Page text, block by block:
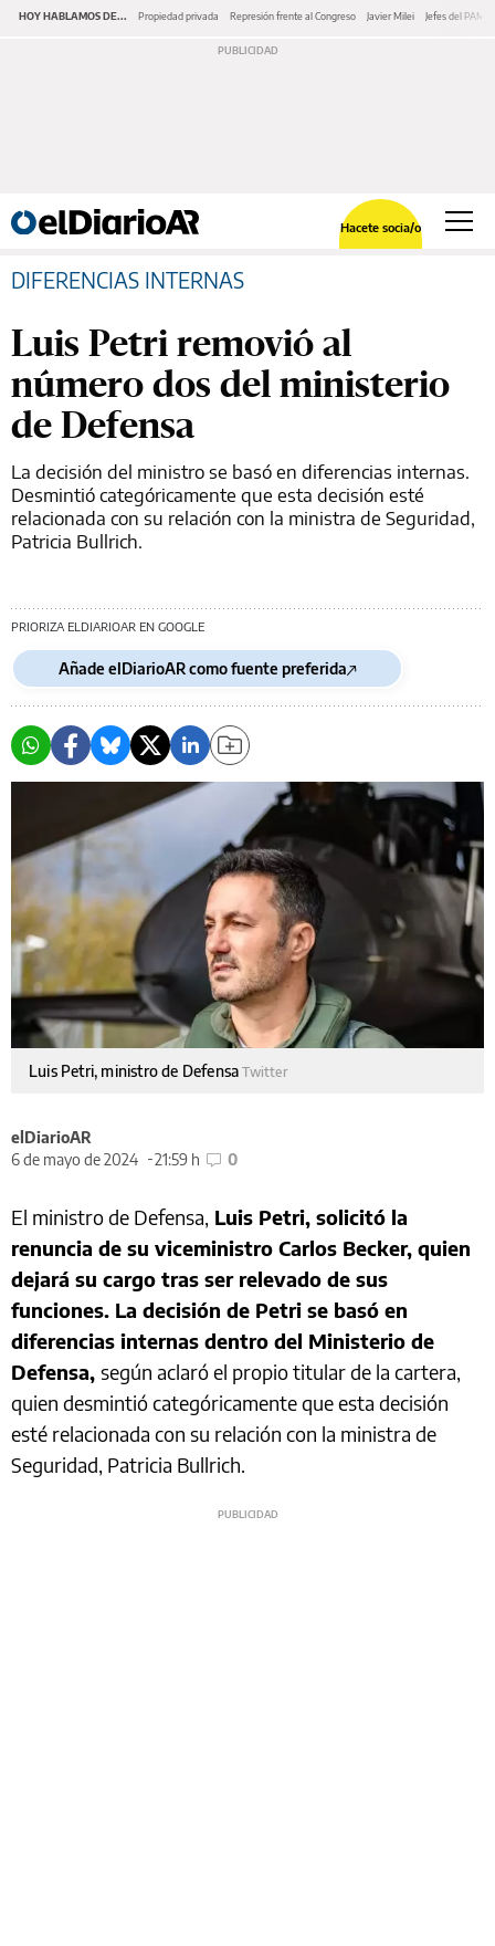
HOY HABLAMOS DE... Propiedad privada Represión frente al Congreso Javier Milei Jefes del PAMI
Hacete socia/o
DIFERENCIAS INTERNAS
Luis Petri removió al
número dos del ministerio
de Defensa
La decisión del ministro se basó en diferencias internas.
Desmintió categóricamente que esta decisión esté
relacionada con su relación con la ministra de Seguridad,
Patricia Bullrich.
PRIORIZA ELDIARIOAR EN GOOGLE
Añade elDiarioAR como fuente preferida
Luis Petri, ministro de DefensaTwitter
elDiarioAR
6 de mayo de 2024
21:59 h 0
El ministro de Defensa, Luis Petri, solicitó la
renuncia de su viceministro Carlos Becker, quien
dejará su cargo tras ser relevado de sus
funciones. La decisión de Petri se basó en
diferencias internas dentro del Ministerio de
Defensa, según aclaró el propio titular de la cartera,
quien desmintió categóricamente que esta decisión
esté relacionada con su relación con la ministra de
Seguridad, Patricia Bullrich.